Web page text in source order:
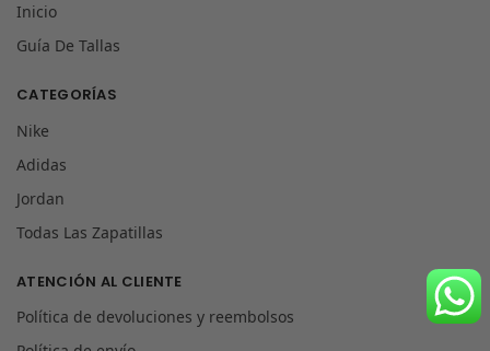
Inicio
Guía De Tallas
CATEGORÍAS
Nike
Adidas
Jordan
Todas Las Zapatillas
ATENCIÓN AL CLIENTE
Política de devoluciones y reembolsos